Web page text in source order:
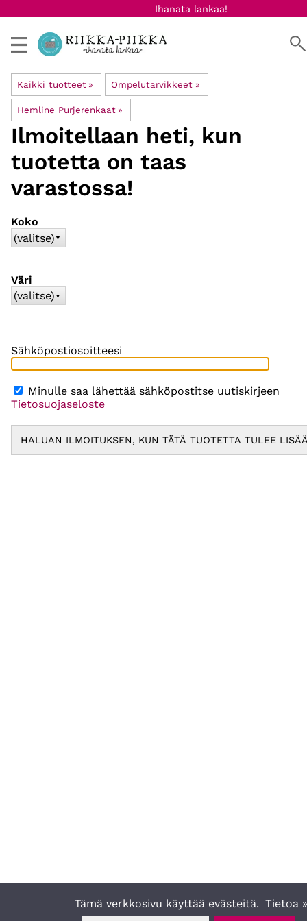
Ihanata lankaa!
Kaikki tuotteet ‪» Ompelutarvikkeet ‪»
Hemline Purjerenkaat ‪»
Ilmoitellaan heti, kun
tuotetta on taas
varastossa!
Koko
(valitse) ▼
Väri
(valitse) ▼
Sähköpostiosoitteesi
Minulle saa lähettää sähköpostitse uutiskirjeen
Tietosuojaseloste
Tämä verkkosivu käyttää evästeitä. Tietoa